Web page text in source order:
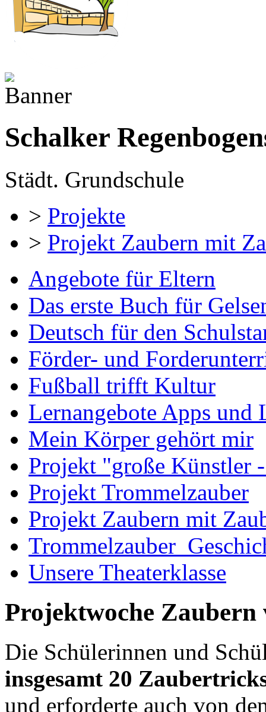
Schalker
Städt. Grundschule
> Projekte
> Projekt Zaubern mit
Angebote für Eltern
Das erste Buch für
Deutsch für den
Förder- und
Fußball trifft Kultur
Lernangebote Apps und
Mein Körper gehört mir
Projekt "große Künstler
Projekt Trommelzauber
Projekt Zaubern mit
Unsere Theaterklasse
Projektwoche Zaubern
Die Schülerinnen und
insgesamt 20
und erforderte auch von